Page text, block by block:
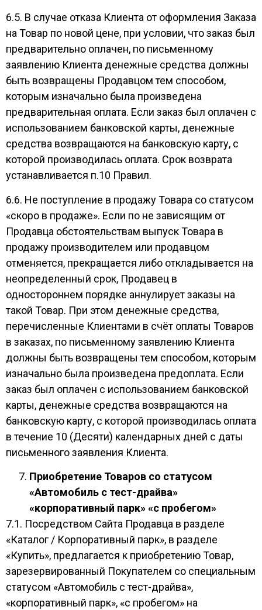
6.5. В случае отказа Клиента от оформления Заказа
на Товар по новой цене, при условии, что заказ был
предварительно оплачен, по письменному
заявлению Клиента денежные средства должны
быть возвращены Продавцом тем способом,
которым изначально была произведена
предварительная оплата. Если заказ был оплачен с
использованием банковской карты, денежные
средства возвращаются на банковскую карту, с
которой производилась оплата. Срок возврата
устанавливается п.10 Правил.
6.6. Не поступление в продажу Товара со статусом
«скоро в продаже». Если по не зависящим от
Продавца обстоятельствам выпуск Товара в
продажу производителем или продавцом
отменяется, прекращается либо откладывается на
неопределенный срок, Продавец в
одностороннем порядке аннулирует заказы на
такой Товар. При этом денежные средства,
перечисленные Клиентами в счёт оплаты Товаров
в заказах, по письменному заявлению Клиента
должны быть возвращены тем способом, которым
изначально была произведена предоплата. Если
заказ был оплачен с использованием банковской
карты, денежные средства возвращаются на
банковскую карту, с которой производилась оплата
в течение 10 (Десяти) календарных дней с даты
письменного заявления Клиента.
Приобретение Товаров со статусом
«Автомобиль с тест-драйва»
«корпоративный парк» «с пробегом»
7.1. Посредством Сайта Продавца в разделе
«Каталог / Корпоративный парк», в разделе
«Купить», предлагается к приобретению Товар,
зарезервированный Покупателем со специальным
статусом «Автомобиль с тест-драйва»,
«корпоративный парк», «с пробегом» на